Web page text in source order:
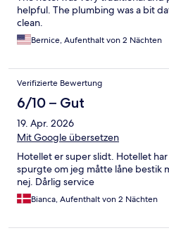
helpful. The plumbing was a bit
clean.
Bernice, Aufenthalt von 2 Nächten
Verifizierte Bewertung
6/10 – Gut
19. Apr. 2026
Mit Google übersetzen
Hotellet er super slidt. Hotellet
spurgte om jeg måtte låne bestik
nej. Dårlig service
Bianca, Aufenthalt von 2 Nächten